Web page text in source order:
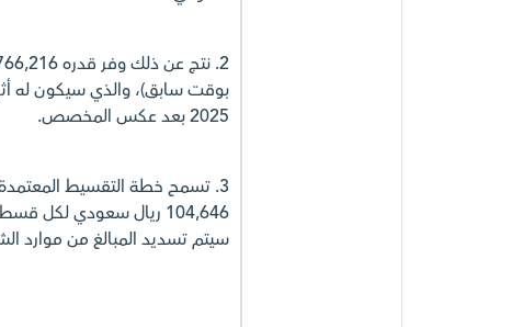
بوقت سابق)، والذي سيكون له أثر
2025 بعد عكس المخصص.
سيتم تسديد المبالغ من موارد